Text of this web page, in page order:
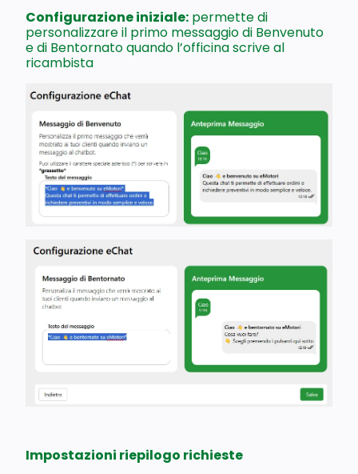
Configurazione iniziale: permette di
personalizzare il primo messaggio di Benvenuto
e di Bentornato quando l’officina scrive al
ricambista
Impostazioni riepilogo richieste